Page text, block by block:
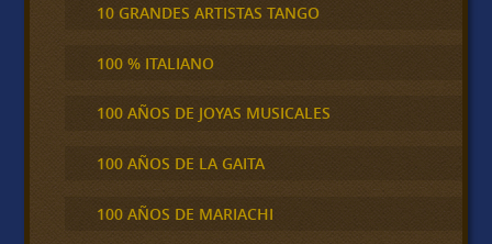
10 GRANDES ARTISTAS TANGO
100 % ITALIANO
100 AÑOS DE JOYAS MUSICALES
100 AÑOS DE LA GAITA
100 AÑOS DE MARIACHI